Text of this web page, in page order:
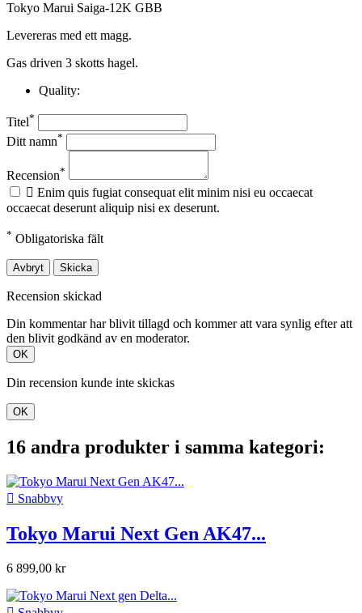
Tokyo Marui Saiga-12K GBB
Levereras med ett magg.
Gas driven 3 skotts hagel.
Quality:
Titel*
Ditt namn*
Recension*
 Enim quis fugiat consequat elit minim nisi eu occaecat
occaecat deserunt aliquip nisi ex deserunt.
* Obligatoriska fält
Avbryt Skicka
Recension skickad
Din kommentar har blivit tillagd och kommer att vara synlig efter att
den blivit godkänd av en moderator.
OK
Din recension kunde inte skickas
OK
16 andra produkter i samma kategori:
 Snabbvy
Tokyo Marui Next Gen AK47...
6 899,00 kr